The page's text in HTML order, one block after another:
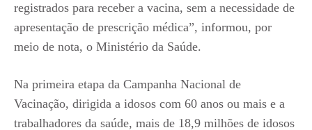
registrados para receber a vacina, sem a necessidade de
apresentação de prescrição médica”, informou, por
meio de nota, o Ministério da Saúde.
Na primeira etapa da Campanha Nacional de
Vacinação, dirigida a idosos com 60 anos ou mais e a
trabalhadores da saúde, mais de 18,9 milhões de idosos